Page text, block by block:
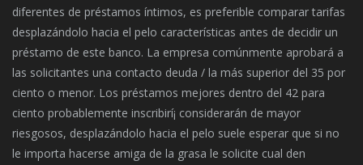
diferentes de préstamos íntimos, es preferible comparar tarifas
desplazándolo hacia el pelo características antes de decidir un
préstamo de este banco. La empresa comúnmente aprobará a
las solicitantes una contacto deuda / la más superior del 35 por
ciento o menor. Los préstamos mejores dentro del 42 para
ciento probablemente inscribirí¡ considerarán de mayor
riesgosos, desplazándolo hacia el pelo suele esperar que si no
le importa hacerse amiga de la grasa le solicite cual den